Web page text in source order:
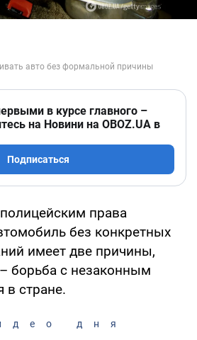
в курсе главного –
на Новини на OBOZ.UA в
Подписаться
права
без конкретных
имеет две причины,
борьба с незаконным
в стране.
дня